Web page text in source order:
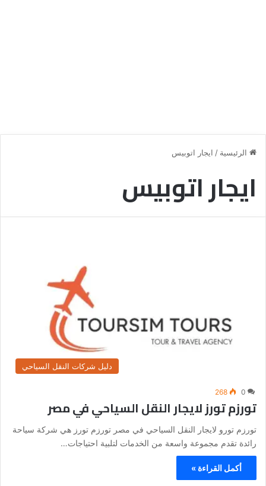
الرئيسية / ايجار اتوبيس
ايجار اتوبيس
دليل شركات النقل السياحي
0
268
تورزم تورز لايجار النقل السياحي في مصر
تورزم تورو لايجار النقل السياحي في مصر تورزم تورز هي شركة سياحة
رائدة تقدم مجموعة واسعة من الخدمات لتلبية احتياجات…
أكمل القراءة »